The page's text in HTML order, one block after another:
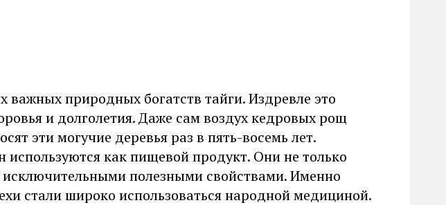
природных богатств тайги. Издревле это
и долголетия. Даже сам воздух кедровых рощ
эти могучие деревья раз в пять-восемь лет.
как пищевой продукт. Они не только
полезными свойствами. Именно
стали широко использоваться народной медициной.